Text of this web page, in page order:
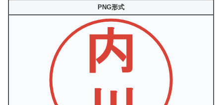
PNG形式